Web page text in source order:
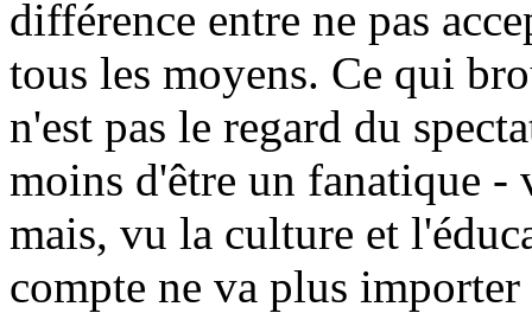
différence entre ne pas
tous les moyens. Ce qui
n'est pas le regard du
moins d'être un fanatique
mais, vu la culture et
compte ne va plus